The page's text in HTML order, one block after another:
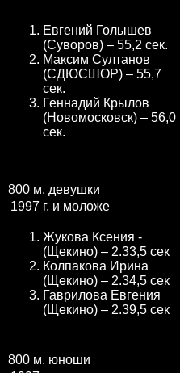
Евгений Голышев
(Суворов) – 55,2 сек.
Максим Султанов
(СДЮСШОР) – 55,7
сек.
Геннадий Крылов
(Новомосковск) – 56,0
сек.
800 м. девушки
1997 г. и моложе
Жукова Ксения -
(Щекино) – 2.33,5 сек
Колпакова Ирина
(Щекино) – 2.34,5 сек
Гаврилова Евгения
(Щекино) – 2.39,5 сек
800 м. юноши